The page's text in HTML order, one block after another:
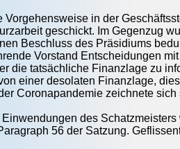
Vorgehensweise in der
geschickt. Im Gegenzug
Beschluss des Präsidiums
Vorstand Entscheidungen
die tatsächliche Finanzlage zu
einer desolaten Finanzlage,
Coronapandemie zeichnete
des
56 der Satzung.